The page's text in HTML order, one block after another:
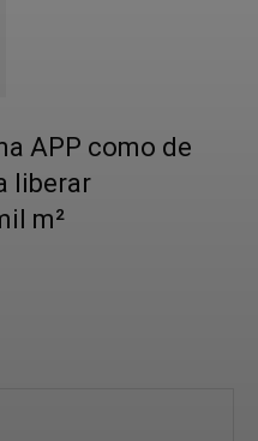
APP como de
liberar
m²